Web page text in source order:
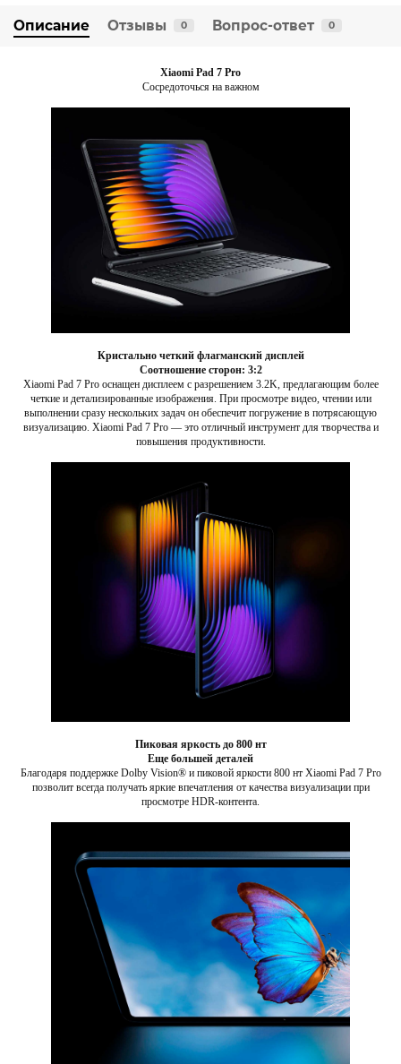
Описание Отзывы 0 Вопрос-ответ 0
Xiaomi Pad 7 Pro
Сосредоточься на важном
Кристально четкий флагманский дисплей
Соотношение сторон: 3:2
Xiaomi Pad 7 Pro оснащен дисплеем с разрешением 3.2K, предлагающим более
четкие и детализированные изображения. При просмотре видео, чтении или
выполнении сразу нескольких задач он обеспечит погружение в потрясающую
визуализацию. Xiaomi Pad 7 Pro — это отличный инструмент для творчества и
повышения продуктивности.
Пиковая яркость до 800 нт
Еще большей деталей
Благодаря поддержке Dolby Vision® и пиковой яркости 800 нт Xiaomi Pad 7 Pro
позволит всегда получать яркие впечатления от качества визуализации при
просмотре HDR-контента.